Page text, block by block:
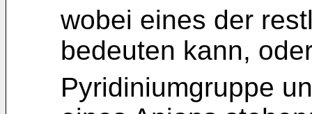
wobei eines der
bedeuten kann,
Pyridiniumgruppe